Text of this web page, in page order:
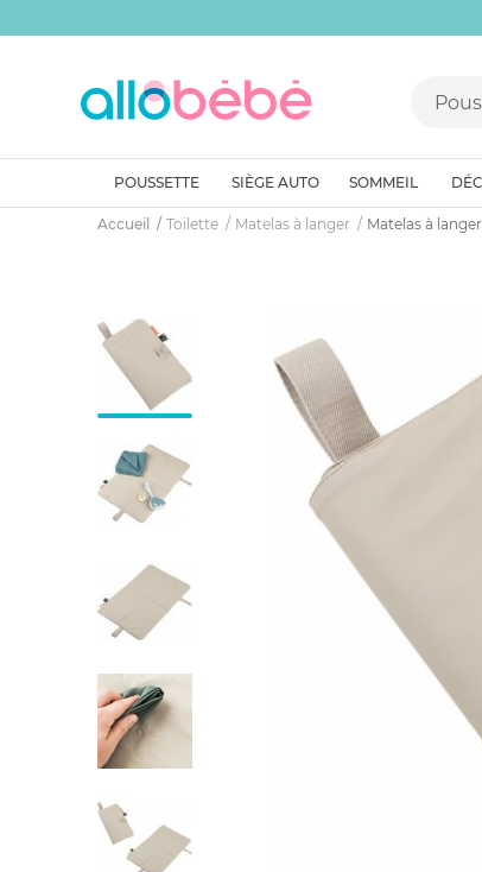
POUSSETTE SIÈGE AUTO SOMMEIL
Accueil Toilette Matelas à langer Matelas à